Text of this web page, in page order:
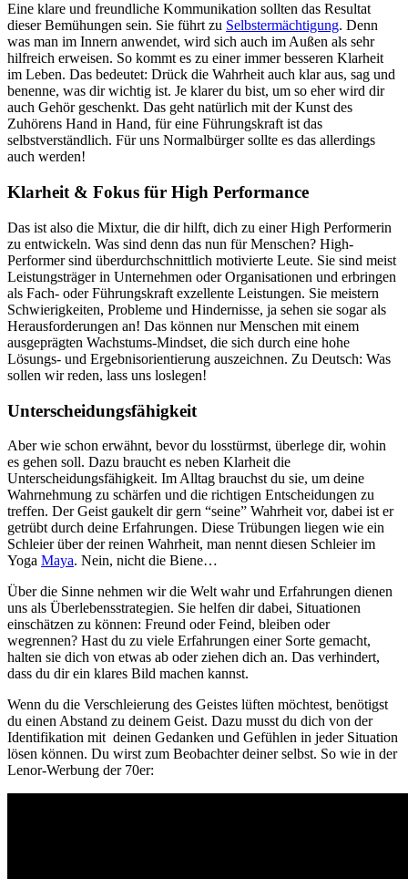
Eine klare und freundliche Kommunikation sollten das Resultat
dieser Bemühungen sein. Sie führt zu Selbstermächtigung. Denn
was man im Innern anwendet, wird sich auch im Außen als sehr
hilfreich erweisen. So kommt es zu einer immer besseren Klarheit
im Leben. Das bedeutet: Drück die Wahrheit auch klar aus, sag und
benenne, was dir wichtig ist. Je klarer du bist, um so eher wird dir
auch Gehör geschenkt. Das geht natürlich mit der Kunst des
Zuhörens Hand in Hand, für eine Führungskraft ist das
selbstverständlich. Für uns Normalbürger sollte es das allerdings
auch werden!
Klarheit & Fokus für High Performance
Das ist also die Mixtur, die dir hilft, dich zu einer High Performerin
zu entwickeln. Was sind denn das nun für Menschen? High-
Performer sind überdurchschnittlich motivierte Leute. Sie sind meist
Leistungsträger in Unternehmen oder Organisationen und erbringen
als Fach- oder Führungskraft exzellente Leistungen. Sie meistern
Schwierigkeiten, Probleme und Hindernisse, ja sehen sie sogar als
Herausforderungen an! Das können nur Menschen mit einem
ausgeprägten Wachstums-Mindset, die sich durch eine hohe
Lösungs- und Ergebnisorientierung auszeichnen. Zu Deutsch: Was
sollen wir reden, lass uns loslegen!
Unterscheidungsfähigkeit
Aber wie schon erwähnt, bevor du losstürmst, überlege dir, wohin
es gehen soll. Dazu braucht es neben Klarheit die
Unterscheidungsfähigkeit. Im Alltag brauchst du sie, um deine
Wahrnehmung zu schärfen und die richtigen Entscheidungen zu
treffen. Der Geist gaukelt dir gern “seine” Wahrheit vor, dabei ist er
getrübt durch deine Erfahrungen. Diese Trübungen liegen wie ein
Schleier über der reinen Wahrheit, man nennt diesen Schleier im
Yoga Maya. Nein, nicht die Biene…
Über die Sinne nehmen wir die Welt wahr und Erfahrungen dienen
uns als Überlebensstrategien. Sie helfen dir dabei, Situationen
einschätzen zu können: Freund oder Feind, bleiben oder
wegrennen? Hast du zu viele Erfahrungen einer Sorte gemacht,
halten sie dich von etwas ab oder ziehen dich an. Das verhindert,
dass du dir ein klares Bild machen kannst.
Wenn du die Verschleierung des Geistes lüften möchtest, benötigst
du einen Abstand zu deinem Geist. Dazu musst du dich von der
Identifikation mit deinen Gedanken und Gefühlen in jeder Situation
lösen können. Du wirst zum Beobachter deiner selbst. So wie in der
Lenor-Werbung der 70er: